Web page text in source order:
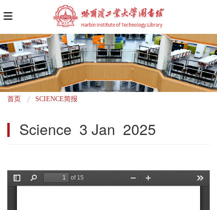
面
首页 SCIENCE简报
Science  3 Jan  2025